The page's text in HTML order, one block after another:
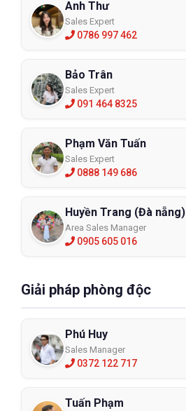
Anh Thư
Sales Expert
0786 997 462
Bảo Trân
Sales Expert
091 464 8325
Phạm Văn Tuấn
Sales Expert
0888 149 686
Huyền Trang (Đà nẵng)
Area Sales Manager
0905 605 016
Giải pháp phòng độc
Phú Huy
Sales Manager
0372 122 717
Tuấn Phạm